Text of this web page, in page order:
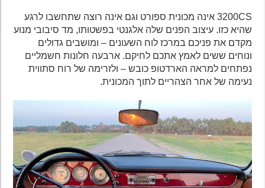
3200CS אינה מכונית ספורט וגם אינה רוצה שתחשבו לרגע
שהיא כזו. עיצוב הפנים שלה אלגנטי בפשטותו, מד סיבובי מנוע
מקדם את פניכם במרכז לוח השעונים – ומושבים גדולים
ונוחים ששים לאמץ אתכם לחיקם. ארבעה חלונות חשמליים
נפתחים למראה הארדטופ כובש – ולזרימה של רוח סתווית
נעימה של אחר הצהריים לתוך המכונית.